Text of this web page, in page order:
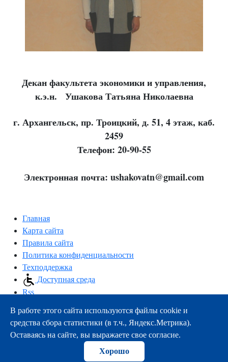
Декан факультета экономики и управления,
к.э.н. Ушакова Татьяна Николаевна
г. Архангельск, пр. Троицкий, д. 51, 4 этаж, каб.
2459
Телефон: 20-90-55
Электронная почта: ushakovatn@gmail.com
Главная
Карта сайта
Правила сайта
Политика конфиденциальности
Техподдержка
Доступная среда
Rss
163000, г.Архангельск, пр-т Троицкий, 51
тел.:+7 (8182) 21-11-63
e-mail:info@nsmu.ru
© ФГБОУ ВО СГМУ (г. Архангельск) Минздрава России
В работе этого сайта используются файлы cookie и
средства сбора статистики (в т.ч., Яндекс.Метрика).
Оставаясь на сайте, вы выражаете свое согласие.
Хорошо